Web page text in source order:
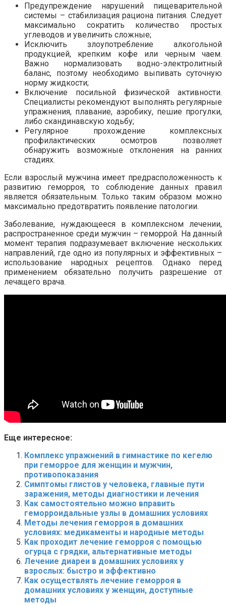
Предупреждение нарушений пищеварительной
системы – стабилизация рациона питания. Следует
максимально сократить количество простых
углеводов и увеличить сложные;
Исключить злоупотребление алкогольной
продукцией, крепким кофе или черным чаем.
Важно нормализовать водно-электролитный
баланс, поэтому необходимо выпивать суточную
норму жидкости;
Включение посильной физической активности.
Специалисты рекомендуют выполнять регулярные
упражнения, плавание, аэробику, пешие прогулки,
либо скандинавскую ходьбу;
Регулярное прохождение комплексных
профилактических осмотров позволяет
обнаружить возможные отклонения на ранних
стадиях.
Если взрослый мужчина имеет предрасположенность к
развитию геморроя, то соблюдение данных правил
является обязательным. Только таким образом можно
максимально предотвратить появление патологии.
Заболевание, нуждающееся в комплексном лечении,
распространенное среди мужчин – геморрой. На данный
момент терапия подразумевает включение нескольких
направлений, где одно из популярных и эффективных –
использование народных рецептов. Однако перед
применением обязательно получить разрешение от
лечащего врача.
Еще интересное:
Комплекс упражнений в гимнастике по кегелю
при геморрое для женщин и мужчин,
противопоказания
Симптомы глистов у человека, главные пути
заражения, методы диагностики и лечения
Как самостоятельно можно вправить
геморроидальные узлы в домашних условиях
Методы лечения геморроя в домашних
условиях: медикаменты и народные методы
Как проходит лечение геморроя с помощью
огурца с грядки, альтернативные методы
Лечение диареи в домашних условиях у
взрослых: быстро и эффективно
Как осуществлять лечение геморроя в
домашних условиях у женщин, доступные
методы